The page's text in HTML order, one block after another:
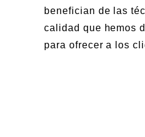
benefician de las
calidad que hemos
para ofrecer a los